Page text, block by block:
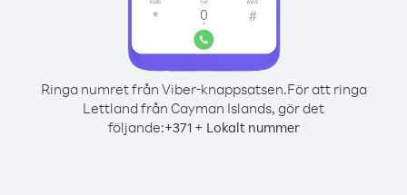
Ringa numret från Viber-knappsatsen.För att ringa
Lettland från Cayman Islands, gör det
följande:+371+ Lokalt nummer